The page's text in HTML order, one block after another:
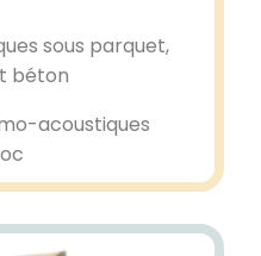
sous parquet,
béton
acoustiques